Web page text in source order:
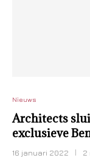
Nieuws
Architects
exclusieve
16 januari 2022 2